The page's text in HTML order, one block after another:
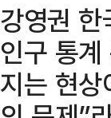
강영권
인구 통
지는 현